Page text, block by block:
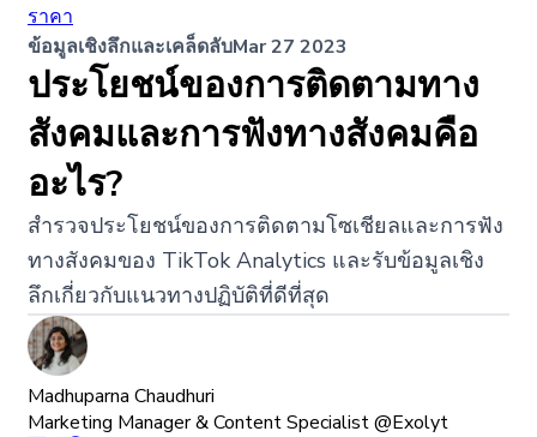
ราคา
ข้อมูลเชิงลึกและเคล็ดลับMar 27 2023
ประโยชน์ของการติดตามทาง
สังคมและการฟังทางสังคมคือ
อะไร?
สำรวจประโยชน์ของการติดตามโซเชียลและการฟัง
ทางสังคมของ TikTok Analytics และรับข้อมูลเชิง
ลึกเกี่ยวกับแนวทางปฏิบัติที่ดีที่สุด
Madhuparna Chaudhuri
Marketing Manager & Content Specialist @Exolyt